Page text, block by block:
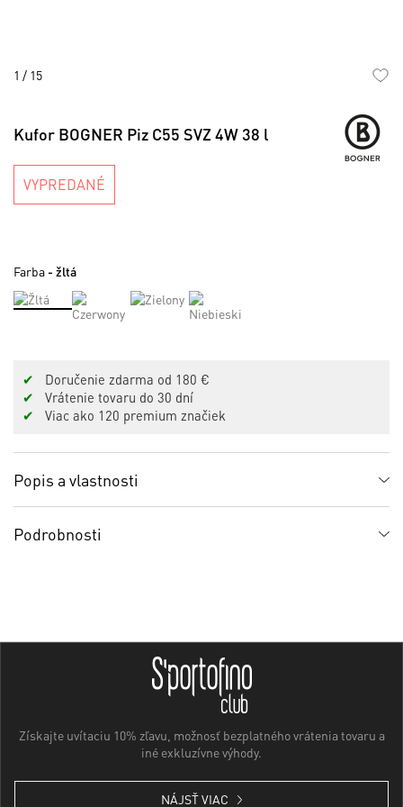
1 / 15
začiatok
Kufor BOGNER Piz C55 SVZ 4W 38 l
VYPREDANÉ
Farba - žltá
✔
Doručenie zdarma od 180 €
✔
Vrátenie tovaru do 30 dní
✔
Viac ako 120 premium značiek
Popis a vlastnosti
Podrobnosti
Získajte uvítaciu 10% zľavu, možnosť bezplatného vrátenia tovaru a
iné exkluzívne výhody.
NÁJSŤ VIAC